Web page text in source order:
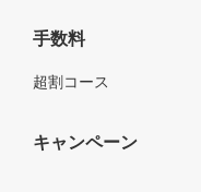
手数料
超割コース
キャンペーン